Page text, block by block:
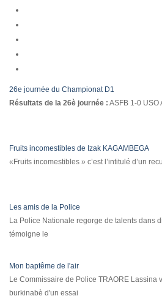
26e journée du Championat D1
Résultats de la 26è journée : ASFB 1-0 USO
Fruits incomestibles de Izak KAGAMBEGA
«Fruits incomestibles » c’est l’intitulé d’un
Les amis de la Police
La Police Nationale regorge de talents dans
témoigne le
Mon baptême de l'air
Le Commissaire de Police TRAORE Lassina
burkinabè d'un essai